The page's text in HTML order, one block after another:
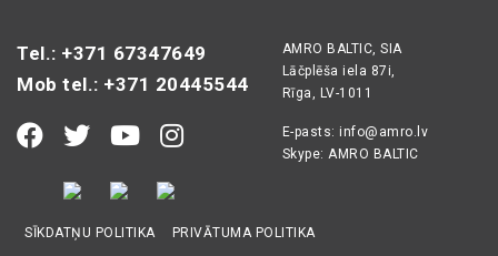
Tel.: +371 67347649
Mob tel.: +371 20445544
AMRO BALTIC, SIA
Lāčplēša iela 87i,
Rīga, LV-1011
E-pasts: info@amro.lv
Skype: AMRO BALTIC
SĪKDATŅU POLITIKA PRIVĀTUMA POLITIKA